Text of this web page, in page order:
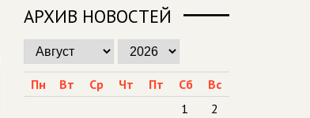
АРХИВ НОВОСТЕЙ
Пн Вт Ср Чт Пт Сб
Вс
1
2